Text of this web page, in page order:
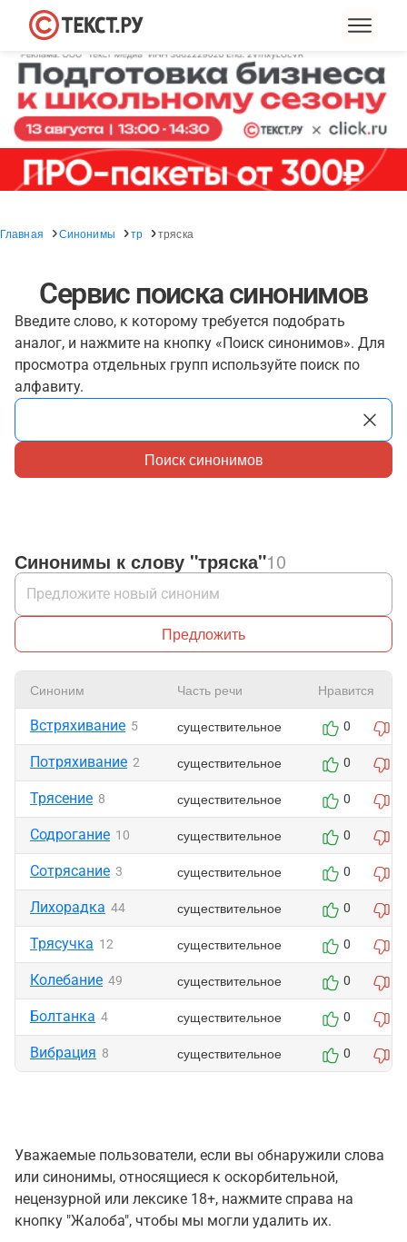
Главная Синонимы тр тряска
Сервис поиска синонимов
Введите слово, к которому требуется подобрать
аналог, и нажмите на кнопку «Поиск синонимов». Для
просмотра отдельных групп используйте поиск по
алфавиту.
Поиск синонимов
Синонимы к слову "тряска"10
Предложить
Синоним Часть речи Нравится
Встряхивание 5 существительное 0
Потряхивание 2 существительное 0
Трясение 8 существительное 0
Содрогание 10 существительное 0
Сотрясание 3 существительное 0
Лихорадка 44 существительное 0
Трясучка 12 существительное 0
Колебание 49 существительное 0
Болтанка 4 существительное 0
Вибрация 8 существительное 0
Уважаемые пользователи, если вы обнаружили слова
или синонимы, относящиеся к оскорбительной,
нецензурной или лексике 18+, нажмите справа на
кнопку "Жалоба", чтобы мы могли удалить их.